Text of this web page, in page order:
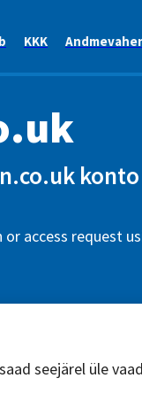
KKK
access request
seejärel üle